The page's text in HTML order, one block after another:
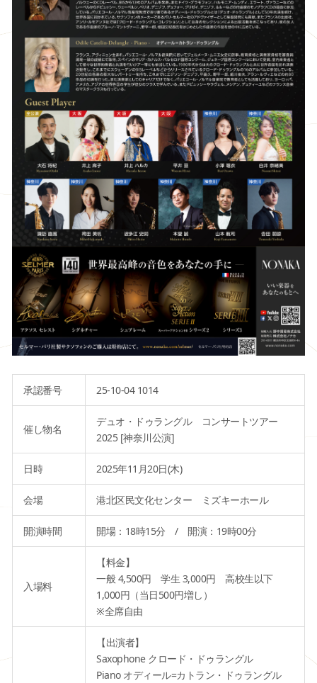
承認番号 25-10-04 1014
催し物名
デュオ・ドゥラングル コンサートツアー
2025 [神奈川公演]
日時 2025年11月20日(木)
会場 港北区民文化センター ミズキーホール
開演時間 開場：18時15分 / 開演：19時00分
入場料
【料金】
一般 4,500円 学生 3,000円 高校生以下
1,000円（当日500円増し）
※全席自由
【出演者】
Saxophone クロード・ドゥラングル
Piano オディール=カトラン・ドゥラングル